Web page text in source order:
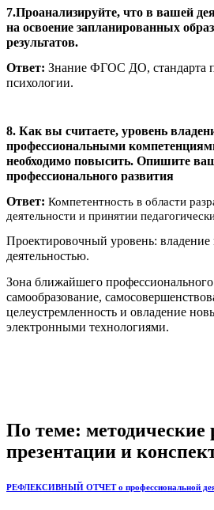
7.Проанализируйте, что в вашей
на освоение запланированных
результатов.
Ответ: Знание ФГОС ДО, стандарта
психологии.
8. Как вы считаете, уровень
профессиональными
необходимо повысить. Опишите
профессионального развития
Ответ: Компетентность в области
деятельности и принятии
Проектировочный уровень: владение
деятельностью.
Зона ближайшего профессионального
самообразование,
целеустремленность и овладение
электронными технологиями.
По теме: методические
презентации и
РЕФЛЕКСИВНЫЙ ОТЧЕТ о профессиональной